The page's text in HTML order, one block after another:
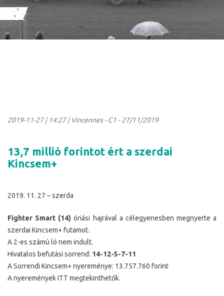
2019-11-27| 14:27| Vincennes - C1 - 27/11/2019
13,7 millió forintot ért a szerdai
Kincsem+
2019. 11. 27 – szerda
Fighter Smart (14) óriási hajrával a célegyenesben megnyerte a
szerdai Kincsem+ futamot.
A 2-es számú ló nem indult.
Hivatalos befutási sorrend: 14-12-5-7-11
A Sorrendi Kincsem+ nyereménye: 13.757.760 forint
A nyeremények ITT megtekinthetők.